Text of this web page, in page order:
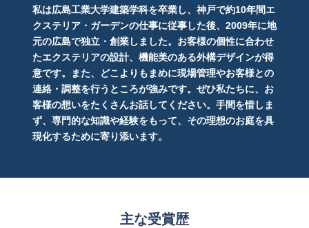
私は広島工業大学建築学科を卒業し、神戸で約10年間エ
クステリア・ガーデンの仕事に従事した後、2009年に地
元の広島で独立・創業しました。お客様の個性に合わせ
たエクステリアの設計、機能美のある外構デザインが得
意です。また、どこよりもまめに現場管理やお客様との
連絡・調整を行うところが強みです。ぜひ私たちに、お
客様の想いをたくさんお話してください。手間を惜しま
ず、専門的な知識や経験をもって、その理想のお庭を具
現化するために寄り添います。
主な受賞歴